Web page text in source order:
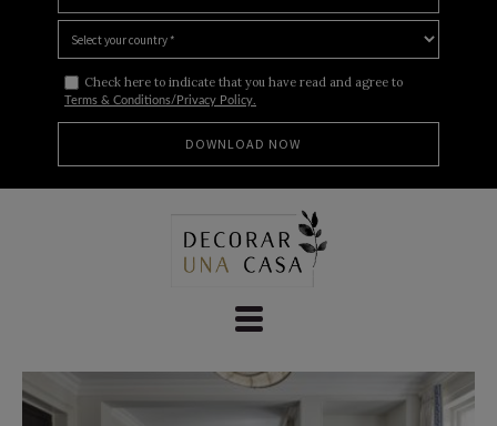
Check here to indicate that you have read and agree to
Terms & Conditions/Privacy Policy.